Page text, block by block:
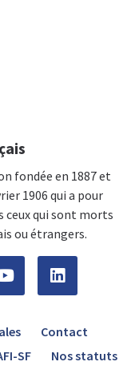
fondée en 1887 et
1906 qui a pour
ceux qui sont morts
ou étrangers.
Contact
SF Nos statuts